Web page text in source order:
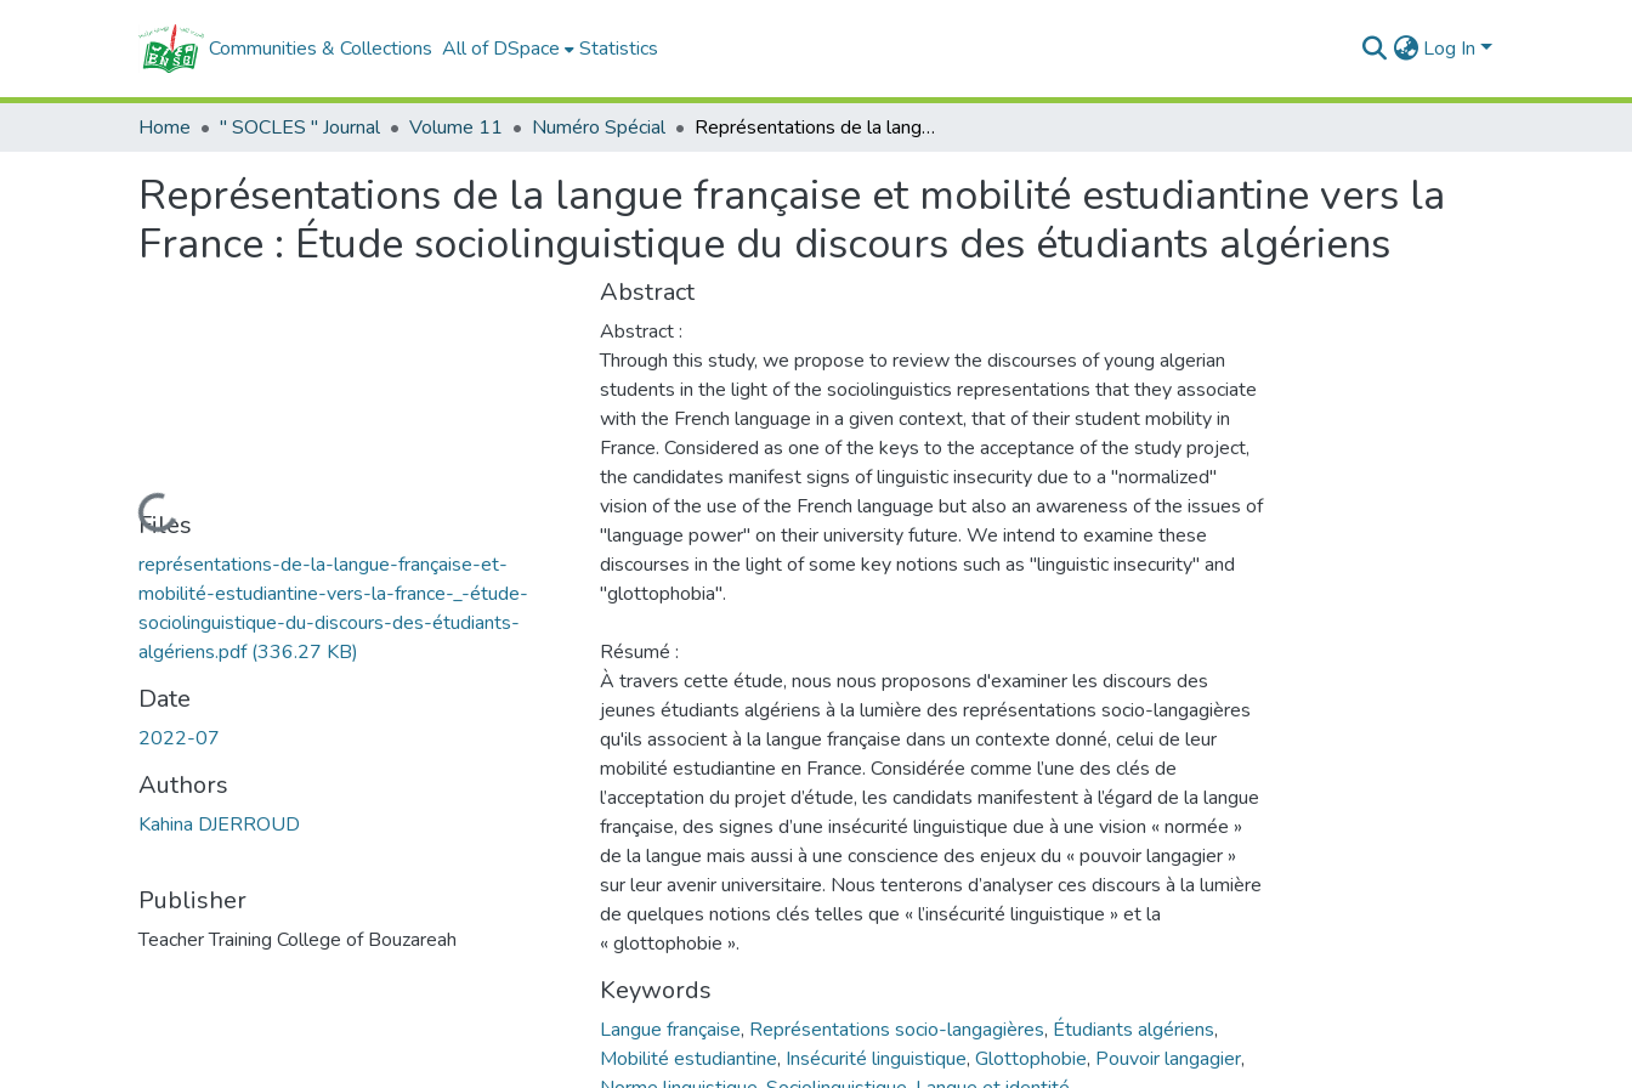
Communities & Collections All of DSpace Statistics Log In
Home " SOCLES " Journal Volume 11 Numéro Spécial Représentations de la langue française et mobilité estudiantine vers la France : Étude sociolinguistique du discours des étudiants algériens
Représentations de la langue française et mobilité estudiantine vers la
France : Étude sociolinguistique du discours des étudiants algériens
Loading...
Files
représentations-de-la-langue-française-et-
mobilité-estudiantine-vers-la-france-_-étude-
sociolinguistique-du-discours-des-étudiants-
algériens.pdf(336.27 KB)
Date
2022-07
Authors
Kahina DJERROUD
Publisher
Teacher Training College of Bouzareah
Abstract
Abstract :
Through this study, we propose to review the discourses of young algerian
students in the light of the sociolinguistics representations that they associate
with the French language in a given context, that of their student mobility in
France. Considered as one of the keys to the acceptance of the study project,
the candidates manifest signs of linguistic insecurity due to a "normalized"
vision of the use of the French language but also an awareness of the issues of
"language power" on their university future. We intend to examine these
discourses in the light of some key notions such as "linguistic insecurity" and
"glottophobia".
Résumé :
À travers cette étude, nous nous proposons d'examiner les discours des
jeunes étudiants algériens à la lumière des représentations socio-langagières
qu'ils associent à la langue française dans un contexte donné, celui de leur
mobilité estudiantine en France. Considérée comme l’une des clés de
l’acceptation du projet d’étude, les candidats manifestent à l’égard de la langue
française, des signes d’une insécurité linguistique due à une vision « normée »
de la langue mais aussi à une conscience des enjeux du « pouvoir langagier »
sur leur avenir universitaire. Nous tenterons d’analyser ces discours à la lumière
de quelques notions clés telles que « l’insécurité linguistique » et la
« glottophobie ».
Keywords
Langue française, Représentations socio-langagières, Étudiants algériens,
Mobilité estudiantine, Insécurité linguistique, Glottophobie, Pouvoir langagier,